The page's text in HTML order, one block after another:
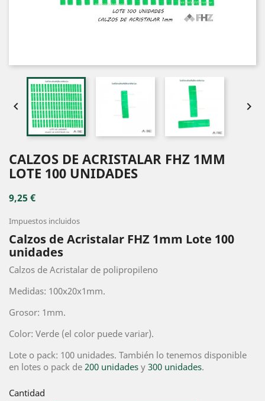
 
CALZOS DE ACRISTALAR FHZ 1MM
LOTE 100 UNIDADES
9,25 €
Impuestos incluidos
Calzos de Acristalar FHZ 1mm Lote 100
unidades
Calzos de Acristalar de polipropileno
Medidas: 100x20x1mm.
Grosor: 1mm.
Color: Verde (el color puede variar).
Lote o pack: 100 unidades. También lo tenemos disponible
en lotes o pack de 200 unidades y 300 unidades.
Cantidad